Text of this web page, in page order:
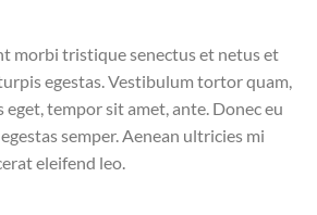
morbi tristique senectus et netus et
egestas. Vestibulum tortor quam,
tempor sit amet, ante. Donec eu
semper. Aenean ultricies mi
eleifend leo.